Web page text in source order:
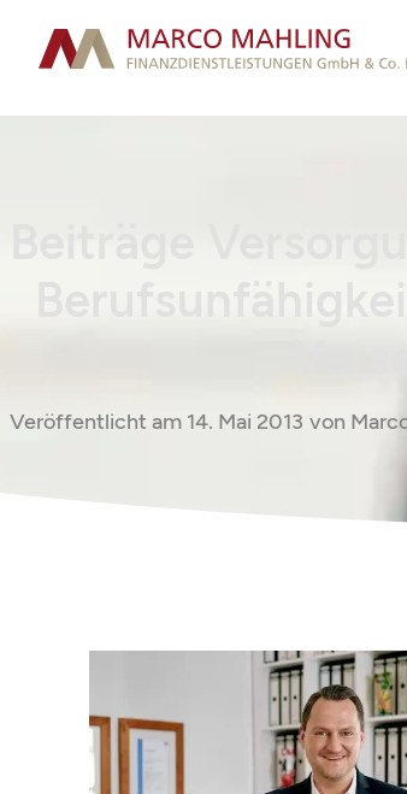
Beiträge
Veröffentlicht am 14. Mai 2013 von